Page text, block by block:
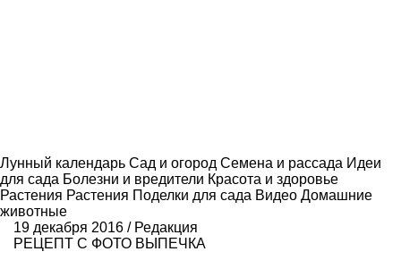
Лунный календарь Сад и огород Семена и рассада Идеи
для сада Болезни и вредители Красота и здоровье
Растения Растения Поделки для сада Видео Домашние
животные
19 декабря 2016 / Редакция
РЕЦЕПТ С ФОТО ВЫПЕЧКА